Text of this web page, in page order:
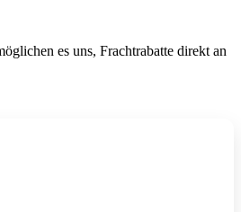
es uns, Frachtrabatte direkt an